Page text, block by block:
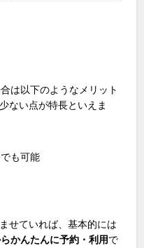
は以下のようなメリット
ない点が特長といえま
も可能
せていれば、基本的には
かんたんに予約・利用で